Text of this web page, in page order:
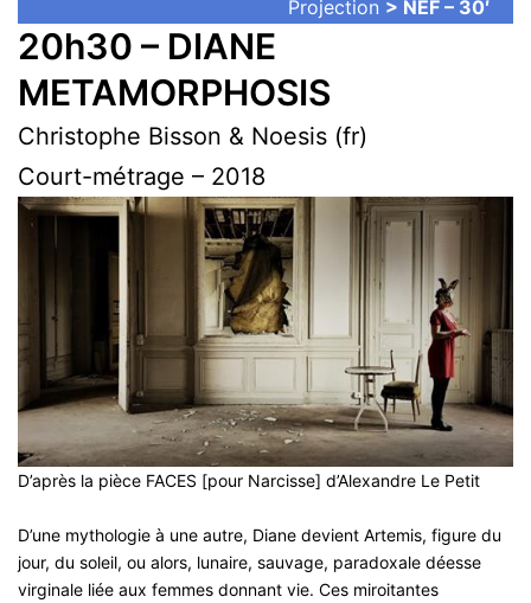
Projection > NEF – 30′
20h30 – DIANE
METAMORPHOSIS
Christophe Bisson & Noesis (fr)
Court-métrage – 2018
D’après la pièce FACES [pour Narcisse] d’Alexandre Le Petit
D’une mythologie à une autre, Diane devient Artemis, figure du
jour, du soleil, ou alors, lunaire, sauvage, paradoxale déesse
virginale liée aux femmes donnant vie. Ces miroitantes